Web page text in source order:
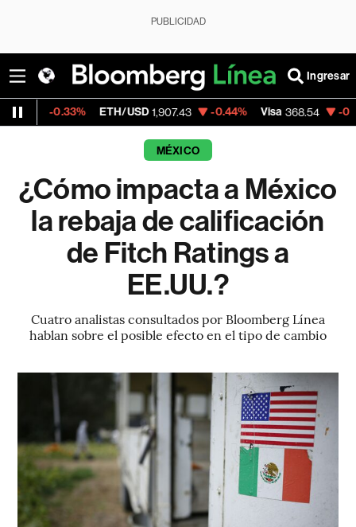
PUBLICIDAD
Ingresar
ETH/USD 1,907.43 -0.44% Visa 368.54 -0.28%
MÉXICO
¿Cómo impacta a México
la rebaja de calificación
de Fitch Ratings a
EE.UU.?
Cuatro analistas consultados por Bloomberg Línea
hablan sobre el posible efecto en el tipo de cambio